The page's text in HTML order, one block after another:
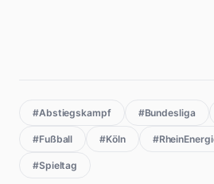
#Abstiegskampf #Bundesliga
#Fußball #Köln
#Spieltag